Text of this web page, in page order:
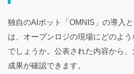
独自のAIボット「OMNIS」の導入
は、オープンロジの現場にどのよ
でしょうか。公表された内容から
成果が確認できます。